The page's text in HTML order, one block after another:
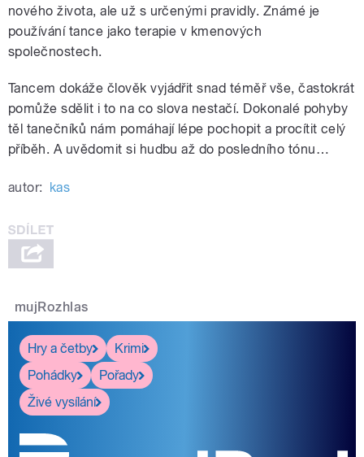
nového života, ale už s určenými pravidly. Známé je
používání tance jako terapie v kmenových
společnostech.
Tancem dokáže člověk vyjádřit snad téměř vše, častokrát
pomůže sdělit i to na co slova nestačí. Dokonalé pohyby
těl tanečníků nám pomáhají lépe pochopit a procítit celý
příběh. A uvědomit si hudbu až do posledního tónu…
autor: kas
mujRozhlas
Hry a četby
Krimi
Pohádky
Pořady
Živé vysílání